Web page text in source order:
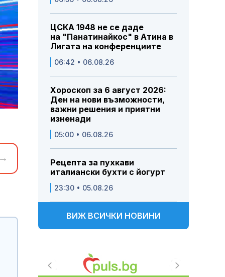
ЦСКА 1948 не се даде
на "Панатинайкос" в Атина в
Лигата на конференциите
06:42 • 06.08.26
Хороскоп за 6 август 2026:
Ден на нови възможности,
важни решения и приятни
изненади
05:00 • 06.08.26
Рецепта за пухкави
италиански бухти с йогурт
23:30 • 05.08.26
ВИЖ ВСИЧКИ НОВИНИ